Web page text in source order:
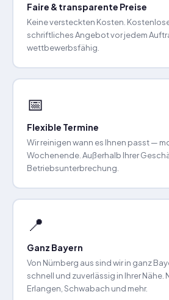
Faire & transparente Preise
Keine versteckten Kosten.
schriftliches Angebot vor jedem
wettbewerbsfähig.
📅
Flexible Termine
Wir reinigen wann es Ihnen passt —
Wochenende. Außerhalb Ihrer
Betriebsunterbrechung.
📍
Ganz Bayern
Von Nürnberg aus sind wir in ganz
schnell und zuverlässig in Ihrer Nähe.
Erlangen, Schwabach und mehr.